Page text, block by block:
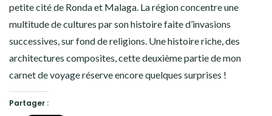
petite cité de Ronda et Malaga. La région concentre une
multitude de cultures par son histoire faite d’invasions
successives, sur fond de religions. Une histoire riche, des
architectures composites, cette deuxième partie de mon
carnet de voyage réserve encore quelques surprises !
Partager :